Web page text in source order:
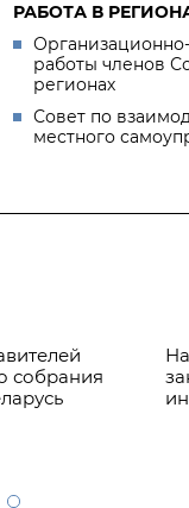
РАБОТА В
работы членов
регионах
Совет по
местного
собрания